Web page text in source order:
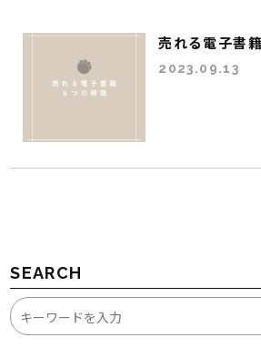
売れる電子書
2023.09.13
SEARCH